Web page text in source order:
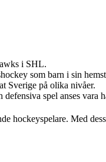
i SHL.
som barn i sin
Sverige på olika nivåer.
spel anses vara
hockeyspelare. Med